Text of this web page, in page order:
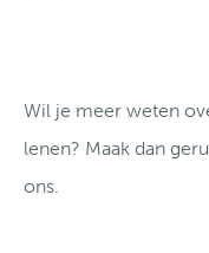
Wil je meer weten
lenen? Maak dan
ons.